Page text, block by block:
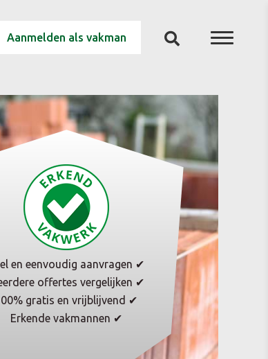
Aanmelden als vakman
en eenvoudig aanvragen ✔
offertes vergelijken ✔
gratis en vrijblijvend ✔
Erkende vakmannen ✔